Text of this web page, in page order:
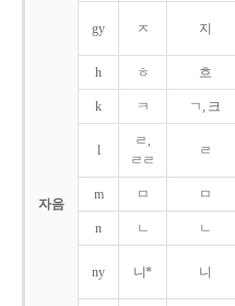
자음
gy ㅈ 지
h ㅎ 흐
k ㅋ ㄱ, 크
l
ㄹ,
ㄹㄹ
ㄹ
m ㅁ ㅁ
n ㄴ ㄴ
ny 니* 니